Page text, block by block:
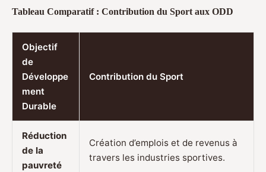
Tableau Comparatif : Contribution du Sport aux ODD
Objectif
de
Développe
ment
Durable
Contribution du Sport
Réduction
de la
pauvreté
Création d’emplois et de revenus à
travers les industries sportives.